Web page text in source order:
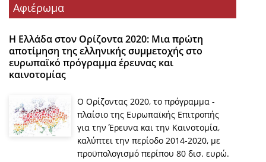
Αφιέρωμα
Η Ελλάδα στον Ορίζοντα 2020: Μια πρώτη
αποτίμηση της ελληνικής συμμετοχής στο
ευρωπαϊκό πρόγραμμα έρευνας και
καινοτομίας
Ο Ορίζοντας 2020, το πρόγραμμα -
πλαίσιο της Ευρωπαϊκής Επιτροπής
για την Έρευνα και την Καινοτομία,
καλύπτει την περίοδο 2014-2020, με
προϋπολογισμό περίπου 80 δισ. ευρώ.